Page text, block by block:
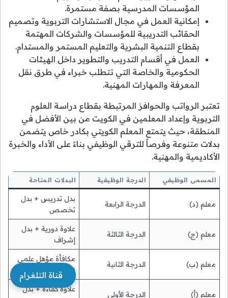
المؤسسات المدرسية بصفة مستمرة.
إمكانية العمل في مجال الاستشارات التربوية وتصميم
الحقائب التدريبية للمؤسسات والشركات المهتمة
بقطاع التنمية البشرية والتعليم المستمر والمستدام.
العمل في أقسام التدريب والتطوير داخل الهيئات
الحكومية والخاصة التي تتطلب خبراء في طرق نقل
المعرفة والمهارات المهنية.
تعتبر الرواتب والحوافز المرتبطة بقطاع دراسة العلوم
التربوية وإعداد المعلمين في الكويت من بين الأفضل في
المنطقة، حيث يتمتع المعلم الكويتي بكادر خاص يتضمن
بدلات متنوعة وفرصاً للترقي الوظيفي بناءً على الأداء والخبرة
الأكاديمية والمهنية.
المسمى الوظيفي الدرجة الوظيفية البدلات المتاحة
معلم (د) الدرجة الرابعة
بدل تدريس + بدل
تخصص
معلم (ج) الدرجة الثالثة
علاوة دورية + بدل
إشراف
معلم (ب) الدرجة الثانية
مكافأة مؤهل علمي
(ماجستير)
معلم (أ) الدرجة الأولى
علاوة كفاءة + بدل
قناة التلغرام